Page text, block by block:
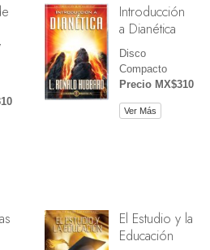
Introducción
a Dianética
Disco
Compacto
Precio MX$310
Ver Más
El Estudio y la
Educación